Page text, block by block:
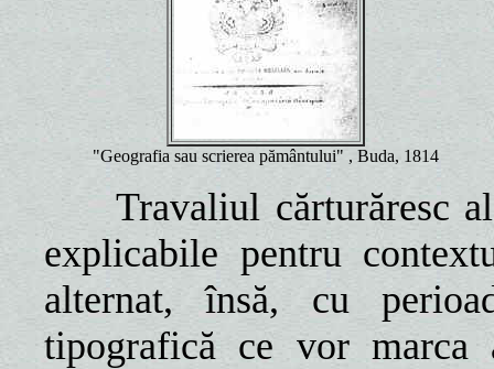
"Geografia sau scrierea pământului" , Buda, 1814
Travaliul cărturăresc
explicabile pentru
alternat, însă, cu
tipografică ce vor marca